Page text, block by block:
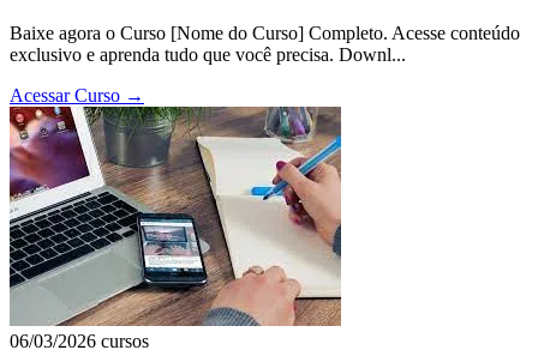
Baixe agora o Curso [Nome do Curso] Completo. Acesse conteúdo
exclusivo e aprenda tudo que você precisa. Downl...
Acessar Curso →
06/03/2026 cursos